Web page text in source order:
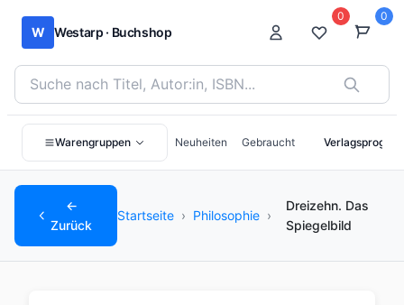
W Westarp · Buchshop
Bücher suchen nach Titel, Autor:in oder ISBN
0 0
Warengruppen Neuheiten Gebraucht
←
Zurück
Startseite › Philosophie ›
Dreizehn. Das
Spiegelbild